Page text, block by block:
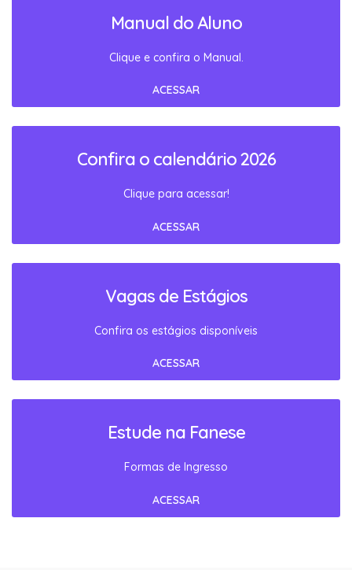
Manual do Aluno
Clique e confira o Manual.
ACESSAR
Confira o calendário 2026
Clique para acessar!
ACESSAR
Vagas de Estágios
Confira os estágios disponíveis
ACESSAR
Estude na Fanese
Formas de Ingresso
ACESSAR